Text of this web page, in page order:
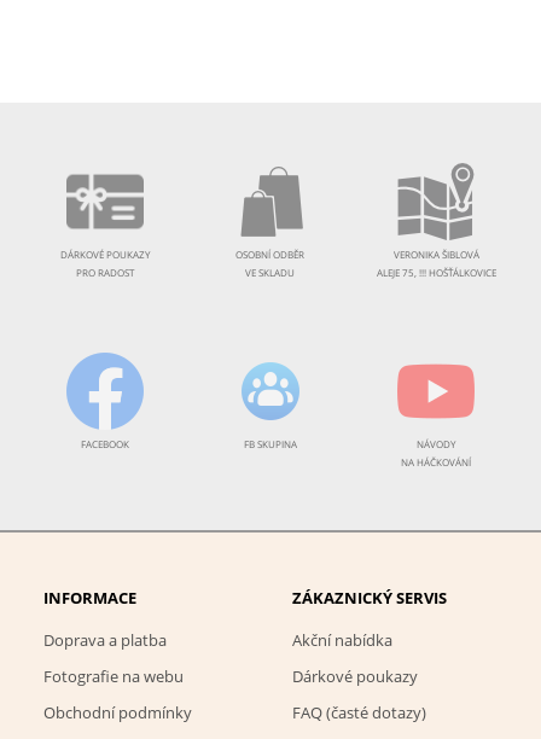
DÁRKOVÉ POUKAZY
PRO RADOST
OSOBNÍ ODBĚR
VE SKLADU
VERONIKA ŠIBLOVÁ
ALEJE 75, !!! HOŠŤÁLKOVICE
FACEBOOK FB SKUPINA
NÁVODY
NA HÁČKOVÁNÍ
INFORMACE
Doprava a platba
Fotografie na webu
Obchodní podmínky
ZÁKAZNICKÝ SERVIS
Akční nabídka
Dárkové poukazy
FAQ (časté dotazy)